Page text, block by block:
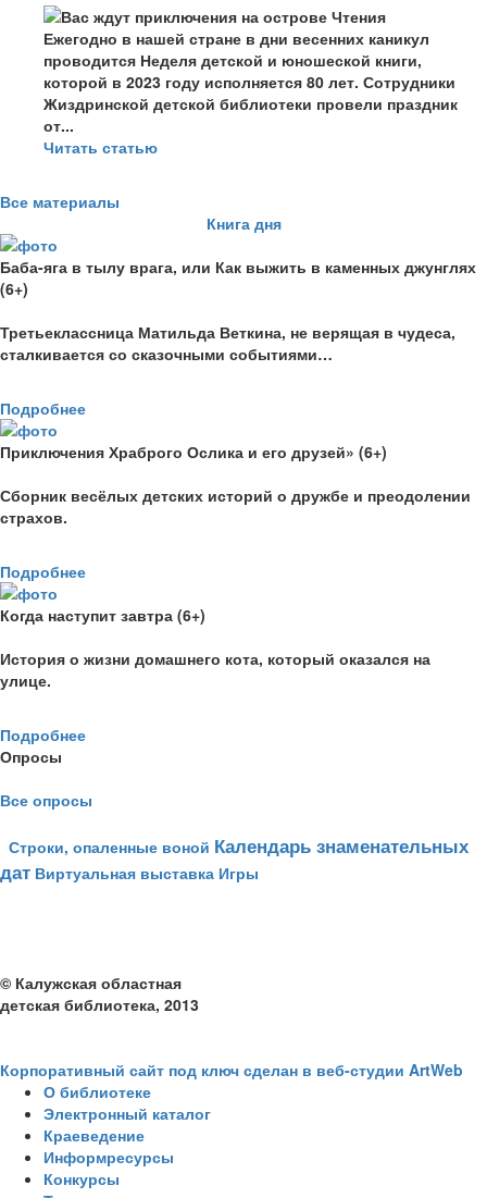
Ежегодно в нашей стране в дни весенних каникул
проводится Неделя детской и юношеской книги,
которой в 2023 году исполняется 80 лет. Сотрудники
Жиздринской детской библиотеки провели праздник
от...
Читать статью
Все материалы
Книга дня
Баба-яга в тылу врага, или Как выжить в каменных джунглях
(6+)
Третьеклассница Матильда Веткина, не верящая в чудеса,
сталкивается со сказочными событиями…
Подробнее
Приключения Храброго Ослика и его друзей» (6+)
Сборник весёлых детских историй о дружбе и преодолении
страхов.
Подробнее
Когда наступит завтра (6+)
История о жизни домашнего кота, который оказался на
улице.
Подробнее
Опросы
Все опросы
Строки, опаленные воной Календарь знаменательных
дат Виртуальная выставка Игры
© Калужская областная
детская библиотека, 2013
Корпоративный сайт под ключ сделан в веб-студии ArtWeb
О библиотеке
Электронный каталог
Краеведение
Информресурсы
Конкурсы